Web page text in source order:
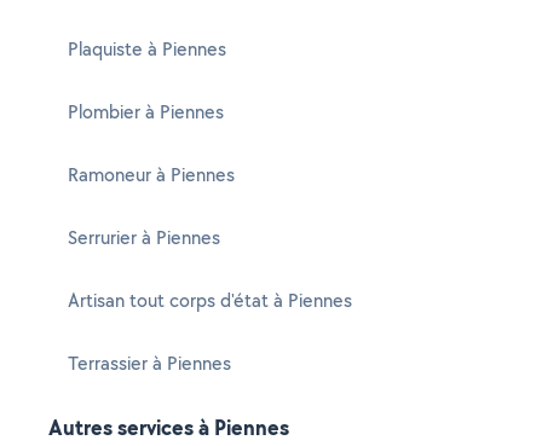
Plaquiste à Piennes
Plombier à Piennes
Ramoneur à Piennes
Serrurier à Piennes
Artisan tout corps d'état à Piennes
Terrassier à Piennes
Autres services à Piennes